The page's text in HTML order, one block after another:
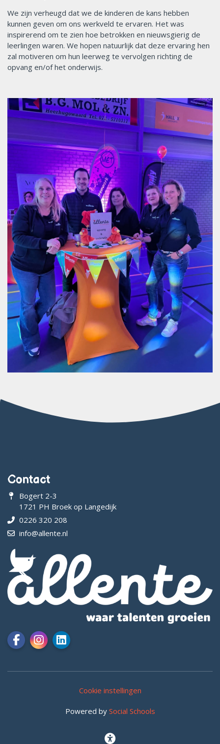
We zijn verheugd dat we de kinderen de kans hebben
kunnen geven om ons werkveld te ervaren. Het was
inspirerend om te zien hoe betrokken en nieuwsgierig de
leerlingen waren. We hopen natuurlijk dat deze ervaring hen
zal motiveren om hun leerweg te vervolgen richting de
opvang en/of het onderwijs.
Contact
Bogert 2-3
1721 PH Broek op Langedijk
0226 320 208
info@allente.nl
Cookie instellingen
Powered by Social Schools